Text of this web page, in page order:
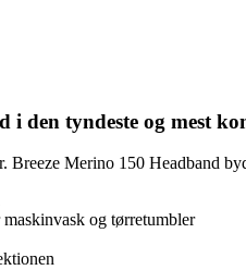
den tyndeste og mest
Breeze Merino 150 Headband
og tørretumbler